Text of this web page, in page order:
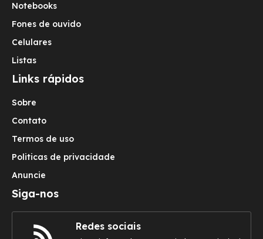
Notebooks
Fones de ouvido
Celulares
Listas
Links rápidos
Sobre
Contato
Termos de uso
Politicas de privacidade
Anuncie
Siga-nos
Redes sociais